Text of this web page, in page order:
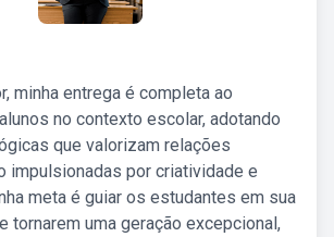
minha entrega é completa ao
no contexto escolar, adotando
que valorizam relações
impulsionadas por criatividade e
meta é guiar os estudantes em sua
tornarem uma geração excepcional,